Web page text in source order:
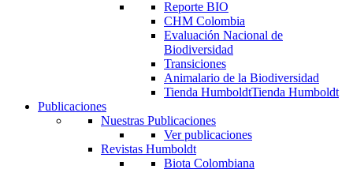
Reporte BIO
CHM Colombia
Evaluación Nacional de
Biodiversidad
Transiciones
Animalario de la Biodiversidad
Tienda HumboldtTienda Humboldt
Publicaciones
Nuestras Publicaciones
Ver publicaciones
Revistas Humboldt
Biota Colombiana